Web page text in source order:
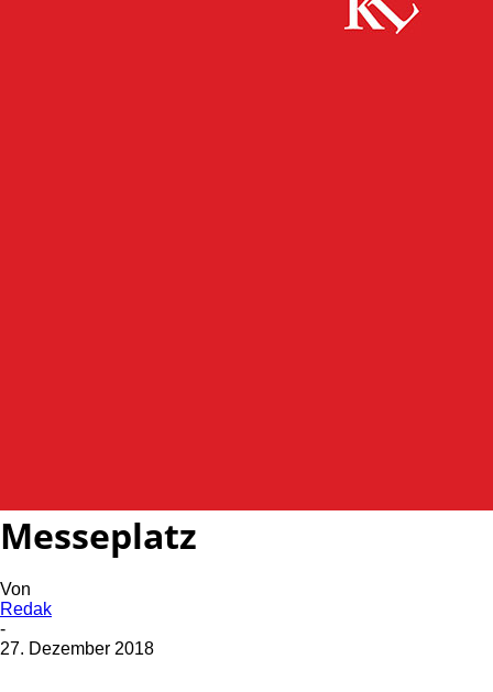
Messeplatz
Von
Redak
-
27. Dezember 2018